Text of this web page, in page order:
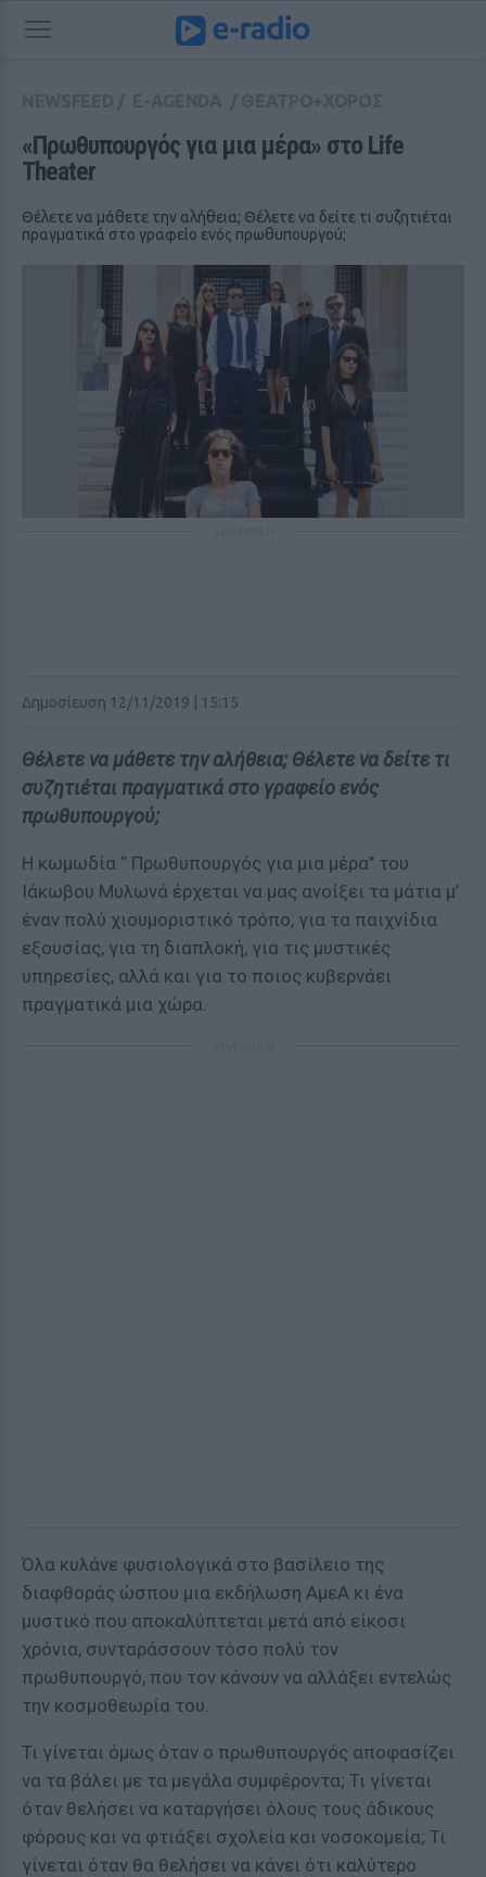
«Πρωθυπουργός για μια μέρα» στο Life
Theater
Θέλετε να μάθετε την αλήθεια; Θέλετε να δείτε τι συζητιέται
πραγματικά στο γραφείο ενός πρωθυπουργού;
Δημοσίευση 12/11/2019 | 15:15
Θέλετε να μάθετε την αλήθεια; Θέλετε να δείτε τι
συζητιέται πραγματικά στο γραφείο ενός
πρωθυπουργού;
Η κωμωδία ‘’ Πρωθυπουργός για μια μέρα’’ του
Ιάκωβου Μυλωνά έρχεται να μας ανοίξει τα μάτια μ’
έναν πολύ χιουμοριστικό τρόπο, για τα παιχνίδια
εξουσίας, για τη διαπλοκή, για τις μυστικές
υπηρεσίες, αλλά και για το ποιος κυβερνάει
πραγματικά μια χώρα.
Όλα κυλάνε φυσιολογικά στο βασίλειο της
διαφθοράς ώσπου μια εκδήλωση ΑμεΑ κι ένα
μυστικό που αποκαλύπτεται μετά από είκοσι
χρόνια, συνταράσσουν τόσο πολύ τον
πρωθυπουργό, που τον κάνουν να αλλάξει εντελώς
την κοσμοθεωρία του.
Τι γίνεται όμως όταν ο πρωθυπουργός αποφασίζει
να τα βάλει με τα μεγάλα συμφέροντα; Τι γίνεται
όταν θελήσει να καταργήσει όλους τους άδικους
φόρους και να φτιάξει σχολεία και νοσοκομεία; Τι
γίνεται όταν θα θελήσει να κάνει ότι καλύτερο